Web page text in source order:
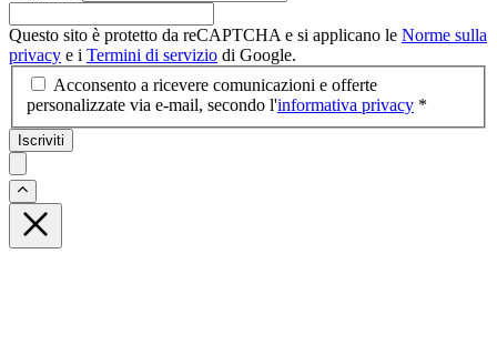
Questo sito è protetto da reCAPTCHA e si applicano le Norme sulla
privacy e i Termini di servizio di Google.
Acconsento a ricevere comunicazioni e offerte
personalizzate via e-mail, secondo l'informativa privacy *
Iscriviti